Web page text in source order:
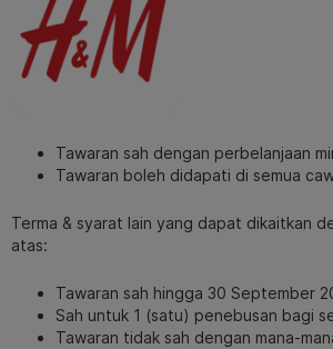
Tawaran sah dengan perbelanjaan
Tawaran boleh didapati di semua
Terma & syarat lain yang dapat dikaitkan
atas:
Tawaran sah hingga 30 September
Sah untuk 1 (satu) penebusan bagi
Tawaran tidak sah dengan mana-